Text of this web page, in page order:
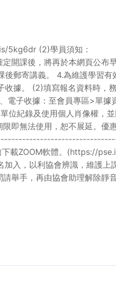
5kg6dr (2)學員須知：
課後，將再於本網頁公布
郵寄講義。 4.為維護學習有
據。 (2)填寫報名資料時，
電子收據：至會員專區>單據
位紀錄及使用個人肖像權，
即無法使用，恕不展延。優
下載ZOOM軟體。(https://
入，以利協會辨識，維護上
舉手，再由協會助理解除靜音